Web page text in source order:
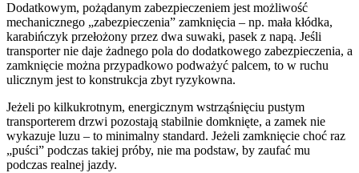
Dodatkowym, pożądanym zabezpieczeniem jest możliwość
mechanicznego „zabezpieczenia” zamknięcia – np. mała kłódka,
karabińczyk przełożony przez dwa suwaki, pasek z napą. Jeśli
transporter nie daje żadnego pola do dodatkowego zabezpieczenia, a
zamknięcie można przypadkowo podważyć palcem, to w ruchu
ulicznym jest to konstrukcja zbyt ryzykowna.
Jeżeli po kilkukrotnym, energicznym wstrząśnięciu pustym
transporterem drzwi pozostają stabilnie domknięte, a zamek nie
wykazuje luzu – to minimalny standard. Jeżeli zamknięcie choć raz
„puści” podczas takiej próby, nie ma podstaw, by zaufać mu
podczas realnej jazdy.